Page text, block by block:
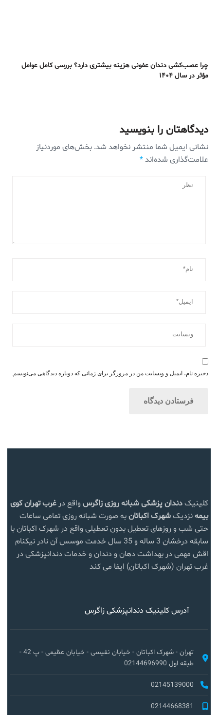
چرا عصب‌کشی دندان عفونی هزینه بیشتری دارد؟ بررسی کامل عوامل
مؤثر در سال ۱۴۰۴
دیدگاهتان را بنویسید
نشانی ایمیل شما منتشر نخواهد شد. بخش‌های موردنیاز
علامت‌گذاری شده‌اند*
ذخیره نام، ایمیل و وبسایت من در مرورگر برای زمانی که دوباره دیدگاهی می‌نویسم.
کلینیکدندان پزشکی شبانه روزی زاگرس واقع در غرب تهرانکوی
بیمهنزدیکشهرک اکباتانبه صورت شبانه روزی تمامی ساعات
حتی شب و روزهای تعطیل بدون تعطیلی واقع در شهرک اکباتان با
سابقه درخشان 3 ساله و 35 سال خدمت موسس آن نادر نیکنام
اقش مهمی در بهداشت دهان و دندان و خدمات دندانپزشکی در
غرب تهران (شهرک اکباتان) ایفا می کند
آدرس کلینیک دندانپزشکی زاگرس
تهران - شهرک اکباتان - خیابان نفیسی - خیابان عظیمی - پ 42 -
طبقه اول 02144696990
02145139000
02144668381